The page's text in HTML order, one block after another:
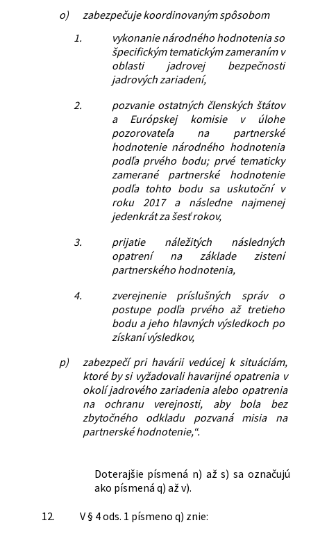
o)
zabezpečuje koordinovaným spôsobom
1.
vykonanie národného hodnotenia so
špecifickým tematickým zameraním v
oblasti jadrovej bezpečnosti
jadrových zariadení,
2.
pozvanie ostatných členských štátov
a Európskej komisie v úlohe
pozorovateľa na partnerské
hodnotenie národného hodnotenia
podľa prvého bodu; prvé tematicky
zamerané partnerské hodnotenie
podľa tohto bodu sa uskutoční v
roku 2017 a následne najmenej
jedenkrát za šesť rokov,
3.
prijatie náležitých následných
opatrení na základe zistení
partnerského hodnotenia,
4.
zverejnenie príslušných správ o
postupe podľa prvého až tretieho
bodu a jeho hlavných výsledkoch po
získaní výsledkov,
p)
zabezpečí pri havárii vedúcej k situáciám,
ktoré by si vyžadovali havarijné opatrenia v
okolí jadrového zariadenia alebo opatrenia
na ochranu verejnosti, aby bola bez
zbytočného odkladu pozvaná misia na
partnerské hodnotenie,“.
Doterajšie písmená n) až s) sa označujú
ako písmená q) až v).
12. V § 4 ods. 1 písmeno q) znie: